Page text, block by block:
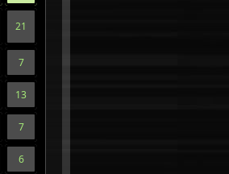
21
7
13
7
6